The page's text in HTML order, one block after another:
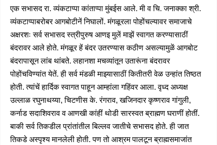
एक सभासद रा. व्यंकटाप्पा कांताप्पा मुंबईस आले. मी व चि. जनाक्का श्री.
व्यंकटाप्पाबरोबर आगबोटीनें निघालों. मंगळूरला पोहोंचल्यावर समाजाचे
अक्षरशः सर्व सभासद स्त्रीपुरुष आणइ मुलें माझें स्वागत करण्यासाठीं
बंदरावर आले होते. मंगळूर हें बंदर उतरण्यास कठीण असल्यामुळें आगबोट
बंदरापासून लांब थांबते. लहानशा मचव्यांतून उतारूंना बंदरावर
पोहोंचविण्यांत येतें. ही सर्व मंडळी माझ्यासाठीं कितीतरी वेळ उन्हांत तिष्ठत
होती. त्यांचें हार्दिक स्वागत पाहून आम्हांला गहिंवर आला. वृध्द अध्यक्ष
उल्लाळ रघुनाथय्या, चिटणीस के. रंगराव, खजिनदार कृष्णराव गांगुली,
कर्नाड सदाशिवराव व आणखी कांहीं थोडी सारस्वत ब्राह्मण घराणीं होतीं.
बाकी सर्व तिकडील प्रांतांतील बिल्लव जातीचे सभासद होते. ही जात
तिकडे अस्पृश्य मानलेली होती. पण तो आश्रम पालटून ब्राह्मसमाजांत